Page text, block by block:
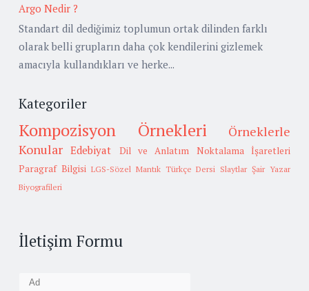
Argo Nedir ?
Standart dil dediğimiz toplumun ortak dilinden farklı
olarak belli grupların daha çok kendilerini gizlemek
amacıyla kullandıkları ve herke...
Kategoriler
Kompozisyon Örnekleri
Örneklerle
Konular Edebiyat Dil ve Anlatım
Noktalama İşaretleri
Paragraf Bilgisi LGS-Sözel Mantık Türkçe Dersi Slaytlar Şair Yazar
Biyografileri
İletişim Formu